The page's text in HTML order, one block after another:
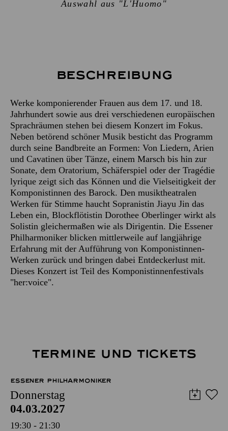
Auswahl aus "L'Huomo"
Beschreibung
Werke komponierender Frauen aus dem 17. und 18.
Jahrhundert sowie aus drei verschiedenen europäischen
Sprachräumen stehen bei diesem Konzert im Fokus.
Neben betörend schöner Musik besticht das Programm
durch seine Bandbreite an Formen: Von Liedern, Arien
und Cavatinen über Tänze, einem Marsch bis hin zur
Sonate, dem Oratorium, Schäferspiel oder der Tragédie
lyrique zeigt sich das Können und die Vielseitigkeit der
Komponistinnen des Barock. Den musiktheatralen
Werken für Stimme haucht Sopranistin Jiayu Jin das
Leben ein, Blockflötistin Dorothee Oberlinger wirkt als
Solistin gleichermaßen wie als Dirigentin. Die Essener
Philharmoniker blicken mittlerweile auf langjährige
Erfahrung mit der Aufführung von Komponistinnen-
Werken zurück und bringen dabei Entdeckerlust mit.
Dieses Konzert ist Teil des Komponistinnenfestivals
"her:voice".
TERMINE UND TICKETS
ESSENER PHILHARMONIKER
Donnerstag
04.03.2027
19:30 - 21:30